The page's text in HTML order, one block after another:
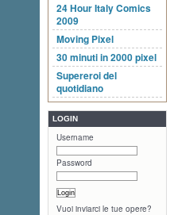
24 Hour Italy Comics
2009
Moving Pixel
30 minuti in 2000 pixel
Supereroi del
quotidiano
LOGIN
Username
Password
Vuoi inviarci le tue opere?